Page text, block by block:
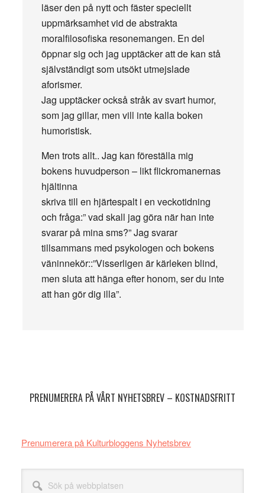
läser den på nytt och fäster speciellt
uppmärksamhet vid de abstrakta
moralfilosofiska resonemangen. En del
öppnar sig och jag upptäcker att de kan stå
självständigt som utsökt utmejslade
aforismer.
Jag upptäcker också stråk av svart humor,
som jag gillar, men vill inte kalla boken
humoristisk.
Men trots allt.. Jag kan föreställa mig
bokens huvudperson – likt flickromanernas
hjältinna
skriva till en hjärtespalt i en veckotidning
och fråga:” vad skall jag göra när han inte
svarar på mina sms?” Jag svarar
tillsammans med psykologen och bokens
väninnekör::”Visserligen är kärleken blind,
men sluta att hänga efter honom, ser du inte
att han gör dig illa”.
PRENUMERERA PÅ VÅRT NYHETSBREV – KOSTNADSFRITT
Prenumerera på Kulturbloggens Nyhetsbrev